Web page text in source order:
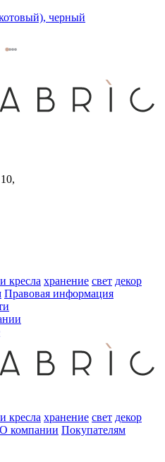
черный
кресла хранение свет декор
Правовая информация
кресла хранение свет декор
О компании Покупателям